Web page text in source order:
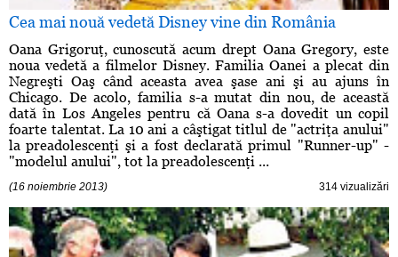
Cea mai nouă vedetă Disney vine din România
Oana Grigoruţ, cunoscută acum drept Oana Gregory, este
noua vedetă a filmelor Disney. Familia Oanei a plecat din
Negreşti Oaş când aceasta avea şase ani şi au ajuns în
Chicago. De acolo, familia s-a mutat din nou, de această
dată în Los Angeles pentru că Oana s-a dovedit un copil
foarte talentat. La 10 ani a câştigat titlul de "actriţa anului"
la preadolescenţi şi a fost declarată primul "Runner-up" -
"modelul anului", tot la preadolescenţi ...
(16 noiembrie 2013) 314 vizualizări